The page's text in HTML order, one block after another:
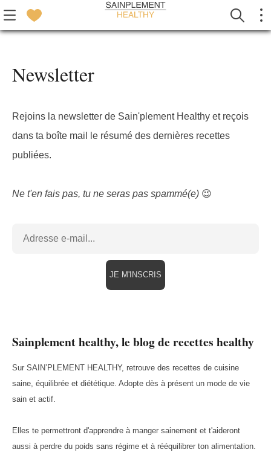
Newsletter
Rejoins la newsletter de Sain'plement Healthy et reçois
dans ta boîte mail le résumé des dernières recettes
publiées.
Ne t'en fais pas, tu ne seras pas spammé(e) 😉
JE M'INSCRIS
Sainplement healthy, le blog de recettes healthy
Sur SAIN’PLEMENT HEALTHY, retrouve des recettes de cuisine
saine, équilibrée et diététique. Adopte dès à présent un mode de vie
sain et actif.
Elles te permettront d'apprendre à manger sainement et t'aideront
aussi à perdre du poids sans régime et à rééquilibrer ton alimentation.